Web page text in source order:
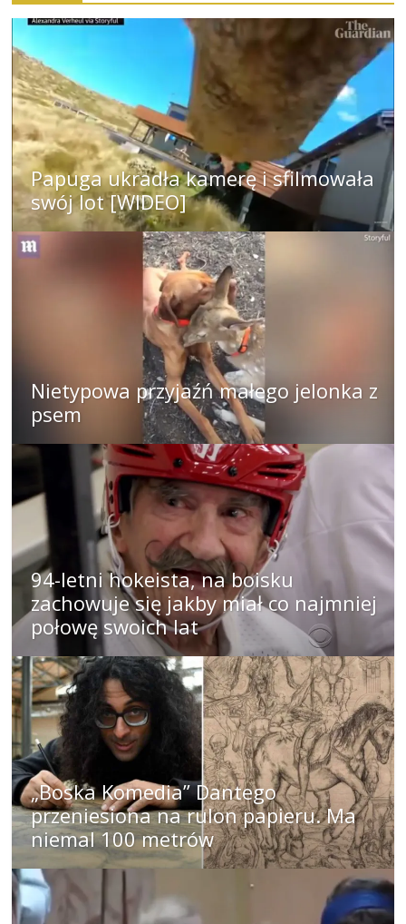
Papuga ukradła kamerę i sfilmowała
swój lot [WIDEO]
Nietypowa przyjaźń małego jelonka z
psem
94-letni hokeista, na boisku
zachowuje się jakby miał co najmniej
połowę swoich lat
„Boska Komedia” Dantego
przeniesiona na rulon papieru. Ma
niemal 100 metrów